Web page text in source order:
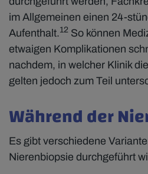
im Allgemeinen einen 24-
Aufenthalt.12 So können
etwaigen Komplikationen
nachdem, in welcher Klinik
gelten jedoch zum Teil
Während der
Es gibt verschiedene
Nierenbiopsie durchgeführt